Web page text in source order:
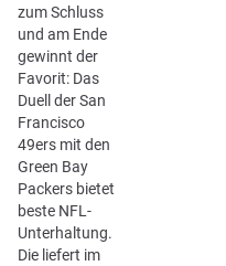
zum Schluss
und am Ende
gewinnt der
Favorit: Das
Duell der San
Francisco
49ers mit den
Green Bay
Packers bietet
beste NFL-
Unterhaltung.
Die liefert im